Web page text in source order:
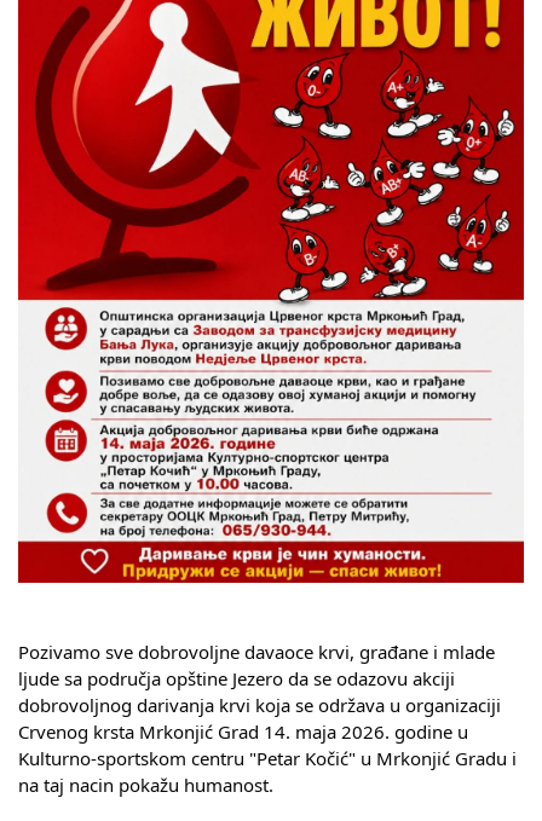
Zamjenik načelnika
Izvještaj o radu načelnika
SKUPŠTINA
Statut Opštine
Skupštinsko vijeće opštine jezero
Sastav Skupštine
Službeni Glasnici
OPŠTINSKA UPRAVA
INFO
Vijesti
Aktivnosti
Obavještenja
Zaštita od požara
COVID 19
Pozivamo sve dobrovoljne davaoce krvi, građane i mlade
ljude sa područja opštine Jezero da se odazovu akciji
dobrovoljnog darivanja krvi koja se održava u organizaciji
Crvenog krsta Mrkonjić Grad 14. maja 2026. godine u
Kulturno-sportskom centru "Petar Kočić" u Mrkonjić Gradu i
na taj nacin pokažu humanost.